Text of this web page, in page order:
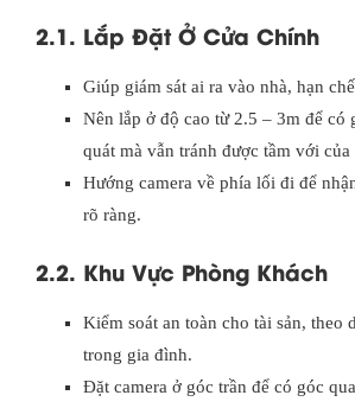
2.1. Lắp Đặt Ở Cửa Chính
Giúp giám sát ai ra vào nhà, hạn
Nên lắp ở độ cao từ 2.5 – 3m để có
quát mà vẫn tránh được tầm với của
Hướng camera về phía lối đi để
rõ ràng.
2.2. Khu Vực Phòng Khách
Kiểm soát an toàn cho tài sản, theo
trong gia đình.
Đặt camera ở góc trần để có góc